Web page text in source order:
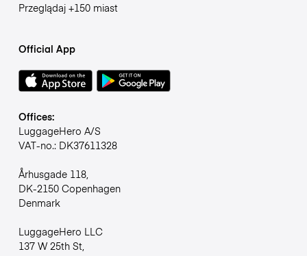
Przeglądaj +150 miast
Official App
Offices:
LuggageHero A/S
VAT-no.: DK37611328
Århusgade 118,
DK-2150 Copenhagen
Denmark
LuggageHero LLC
137 W 25th St,